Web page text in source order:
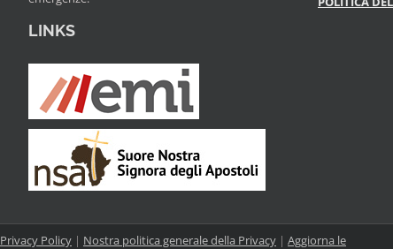
LINKS
Privacy Policy | Nostra politica generale della Privacy | Aggiorna le